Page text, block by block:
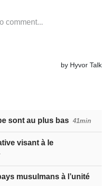
sont au plus bas 41min
visant à le
musulmans à l’unité